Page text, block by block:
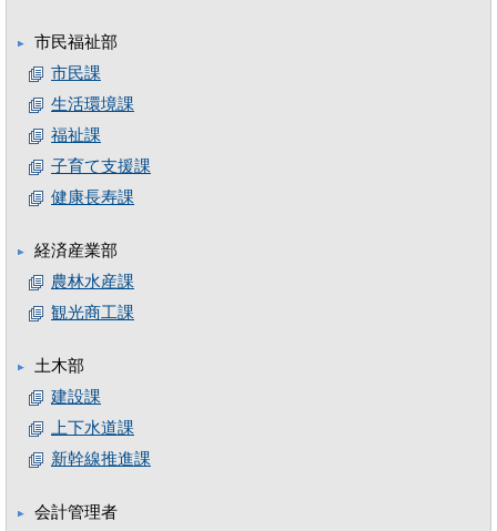
市民福祉部
市民課
生活環境課
福祉課
子育て支援課
健康長寿課
経済産業部
農林水産課
観光商工課
土木部
建設課
上下水道課
新幹線推進課
会計管理者